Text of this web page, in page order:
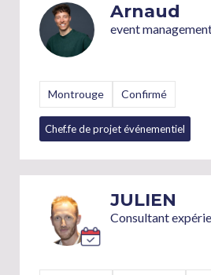
Arnaud
Montrouge Confirmé
Chef.fe de projet événementiel
Chargé.e de production +7
JULIEN